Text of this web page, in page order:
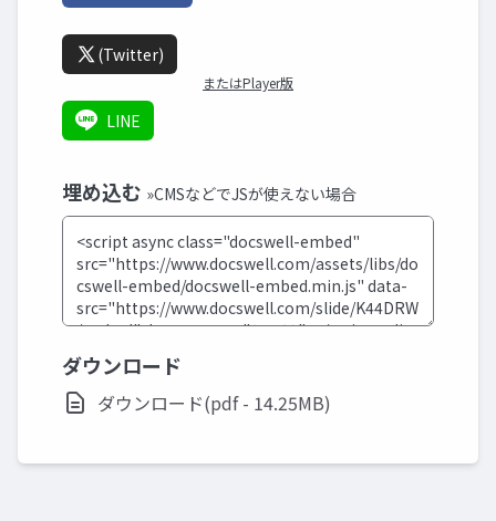
(Twitter)
またはPlayer版
LINE
埋め込む »CMSなどでJSが使えない場合
ダウンロード
ダウンロード(pdf - 14.25MB)